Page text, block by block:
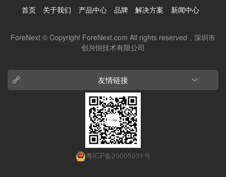
首页 关于我们 产品中心 品牌 解决方案 新闻中心
ForeNext © Copyright ForeNext.com All rights reserved，深圳市
创兴恒技术有限公司
友情链接
粤ICP备20005031号